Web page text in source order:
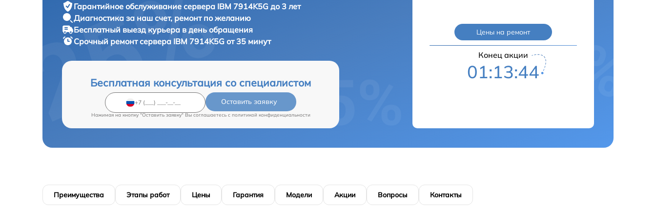
Гарантийное обслуживание сервера IBM 7914K5G до 3 лет
Диагностика за наш счет, ремонт по желанию
Бесплатный выезд курьера в день обращения
Срочный ремонтсервера IBM 7914K5G от 35 минут
Бесплатная консультация со специалистом
Оставить заявку
Нажимая на кнопку "Оставить заявку" Вы соглашаетесь c политикой конфиденциальности
Цены на ремонт
Конец акции
01:13:43
Преимущества Этапы работ Цены Гарантия Модели Акции Вопросы Контакты